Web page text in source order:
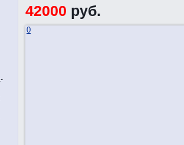
42000 руб.
0